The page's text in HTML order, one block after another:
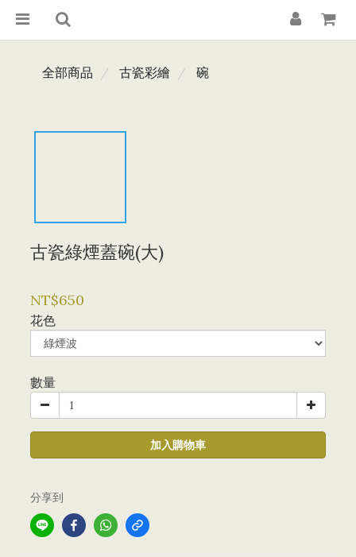
全部商品 古瓷彩繪 碗
古瓷綠煙蓋碗(大)
NT$650
花色
數量
加入購物車
分享到